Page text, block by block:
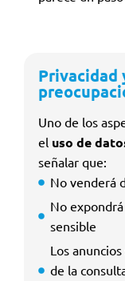
Privacidad
Uno de los
el uso de
señalar que:
No venderá
No
sensible
Los
de la